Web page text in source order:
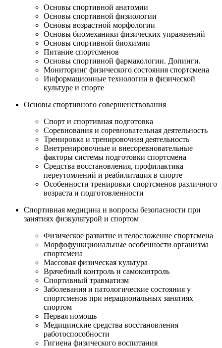
Основы спортивной анатомии
Основы спортивной физиологии
Основы возрастной морфологии
Основы биомеханики физических упражнений
Основы спортивной биохимии
Питание спортсменов
Основы спортивной фармакологии. Допинги.
Мониторинг физического состояния спортсмена
Информационные технологии в физической
культуре и спорте
Основы спортивного совершенствования
Спорт и спортивная подготовка
Соревнования и соревновательная деятельность
Тренировка и тренировочная деятельность
Внетренировочные и внесоревновательные
факторы системы подготовки спортсмена
Средства восстановления, профилактика
переутомлений и реабилитация в спорте
Особенности тренировки спортсменов различного
возраста и подготовленности
Спортивная медицина и вопросы безопасности при
занятиях физкультурой и спортом
Физическое развитие и телосложение спортсмена
Морфофункциональные особенности организма
спортсмена
Массовая физическая культура
Врачебный контроль и самоконтроль
Спортивный травматизм
Заболевания и патологические состояния у
спортсменов при нерациональных занятиях
спортом
Первая помощь
Медицинские средства восстановления
работоспособности
Гигиена физического воспитания